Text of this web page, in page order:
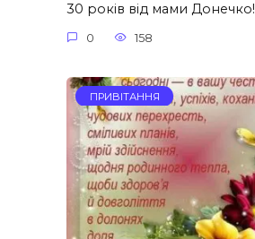
30 років від мами Донечко!
0 158
ПРИВІТАННЯ